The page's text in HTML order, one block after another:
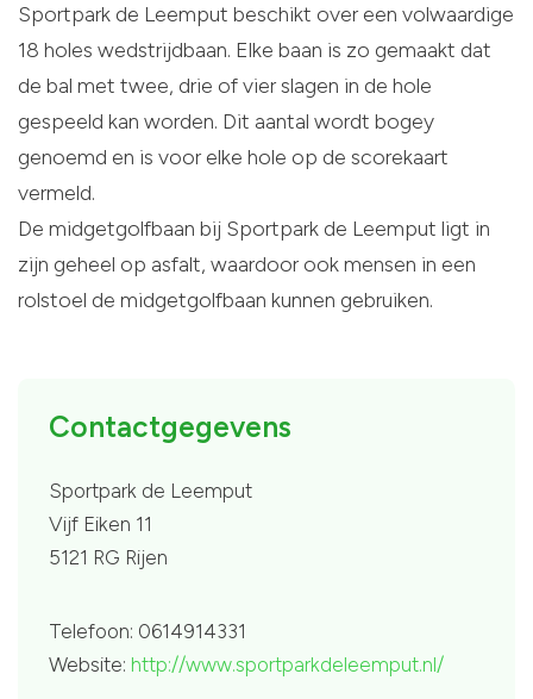
Sportpark de Leemput beschikt over een volwaardige
18 holes wedstrijdbaan. Elke baan is zo gemaakt dat
de bal met twee, drie of vier slagen in de hole
gespeeld kan worden. Dit aantal wordt bogey
genoemd en is voor elke hole op de scorekaart
vermeld.
De midgetgolfbaan bij Sportpark de Leemput ligt in
zijn geheel op asfalt, waardoor ook mensen in een
rolstoel de midgetgolfbaan kunnen gebruiken.
Contactgegevens
Sportpark de Leemput
Vijf Eiken 11
5121 RG Rijen
Telefoon: 0614914331
Website: http://www.sportparkdeleemput.nl/